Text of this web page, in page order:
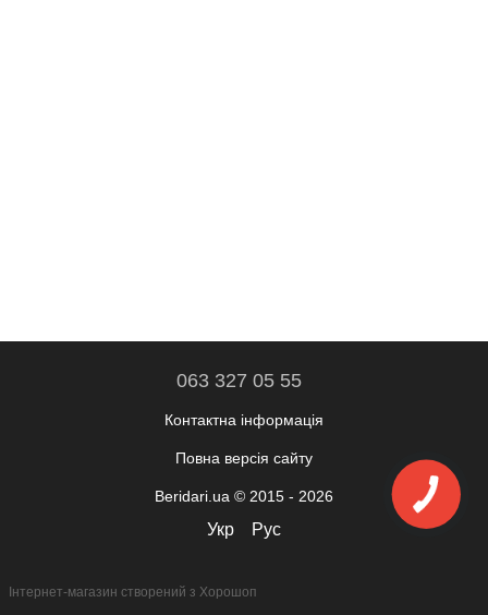
063 327 05 55
Контактна інформація
Повна версія сайту
Beridari.ua © 2015 - 2026
Укр Рус
Інтернет-магазин створений з Хорошоп